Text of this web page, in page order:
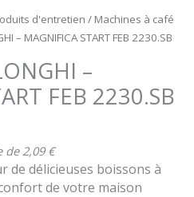
d'entretien / Machines à café
– MAGNIFICA START FEB 2230.SB
–
FEB 2230.SB
de 2,09 €
de délicieuses boissons à
de votre maison